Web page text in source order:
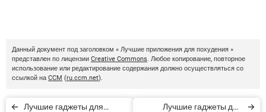
Данный документ под заголовком « Лучшие приложения для похудения »
представлен по лицензии Creative Commons . Любое копирование, повторное
использование или редактирование содержания должно осуществляться со
ссылкой на CCM (ru.ccm.net).
Лучшие гаджеты для
Лучшие гаджеты для